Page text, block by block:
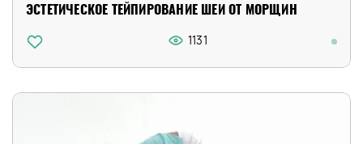
ЭСТЕТИЧЕСКОЕ ТЕЙПИРОВАНИЕ ШЕИ ОТ МОРЩИН
1131